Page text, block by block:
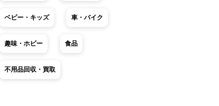
ベビー・キッズ 車・バイク
趣味・ホビー 食品
不用品回収・買取